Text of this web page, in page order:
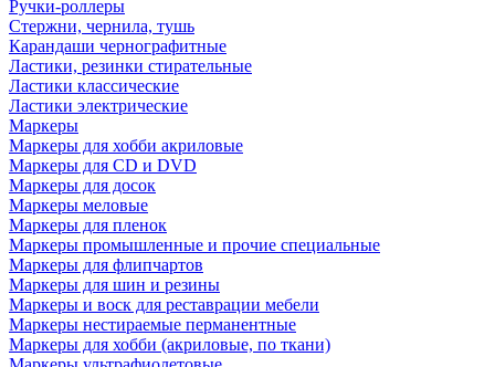
Ручки-роллеры
Стержни, чернила, тушь
Карандаши чернографитные
Ластики, резинки стирательные
Ластики классические
Ластики электрические
Маркеры
Маркеры для хобби акриловые
Маркеры для CD и DVD
Маркеры для досок
Маркеры меловые
Маркеры для пленок
Маркеры промышленные и прочие специальные
Маркеры для флипчартов
Маркеры для шин и резины
Маркеры и воск для реставрации мебели
Маркеры нестираемые перманентные
Маркеры для хобби (акриловые, по ткани)